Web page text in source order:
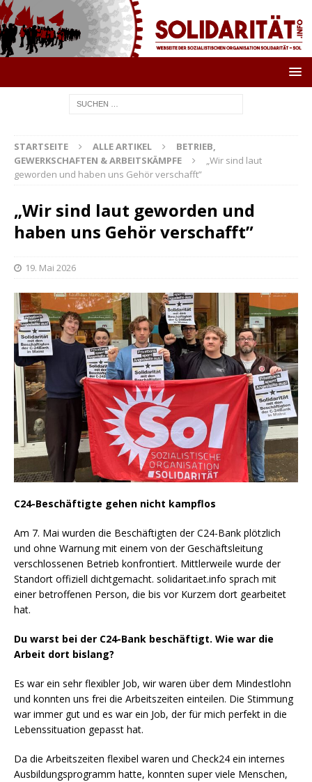
STARTSEITE ALLE ARTIKEL
BETRIEB,
GEWERKSCHAFTEN & ARBEITSKÄMPFE
„Wir sind laut
geworden und haben uns Gehör verschafft”
„Wir sind laut geworden und
haben uns Gehör verschafft”
19. Mai 2026
C24-Beschäftigte gehen nicht kampflos
Am 7. Mai wurden die Beschäftigten der C24-Bank plötzlich
und ohne Warnung mit einem von der Geschäftsleitung
verschlossenen Betrieb konfrontiert. Mittlerweile wurde der
Standort offiziell dichtgemacht. solidaritaet.info sprach mit
einer betroffenen Person, die bis vor Kurzem dort gearbeitet
hat.
Du warst bei der C24-Bank beschäftigt. Wie war die
Arbeit dort bislang?
Es war ein sehr flexibler Job, wir waren über dem Mindestlohn
und konnten uns frei die Arbeitszeiten einteilen. Die Stimmung
war immer gut und es war ein Job, der für mich perfekt in die
Lebenssituation gepasst hat.
Da die Arbeitszeiten flexibel waren und Check24 ein internes
Ausbildungsprogramm hatte, konnten super viele Menschen,